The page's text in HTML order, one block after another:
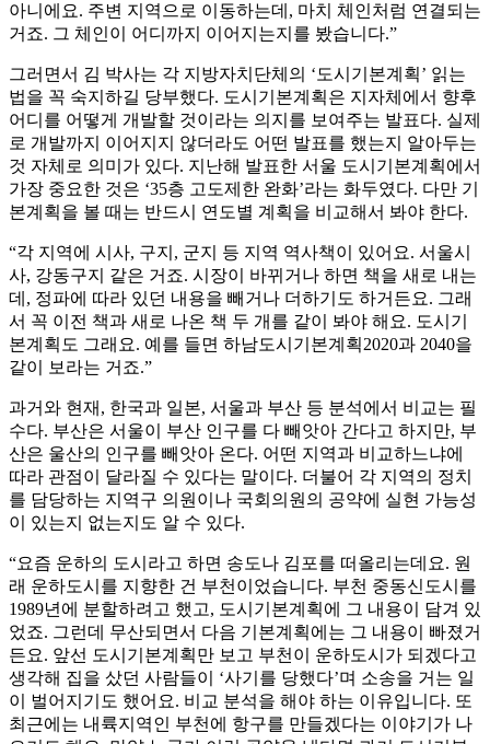
아니에요. 주변 지역으로 이동하는데, 마치 체인처럼 연결되는
거죠. 그 체인이 어디까지 이어지는지를 봤습니다.”
그러면서 김 박사는 각 지방자치단체의 ‘도시기본계획’ 읽는
법을 꼭 숙지하길 당부했다. 도시기본계획은 지자체에서 향후
어디를 어떻게 개발할 것이라는 의지를 보여주는 발표다. 실제
로 개발까지 이어지지 않더라도 어떤 발표를 했는지 알아두는
것 자체로 의미가 있다. 지난해 발표한 서울 도시기본계획에서
가장 중요한 것은 ‘35층 고도제한 완화’라는 화두였다. 다만 기
본계획을 볼 때는 반드시 연도별 계획을 비교해서 봐야 한다.
“각 지역에 시사, 구지, 군지 등 지역 역사책이 있어요. 서울시
사, 강동구지 같은 거죠. 시장이 바뀌거나 하면 책을 새로 내는
데, 정파에 따라 있던 내용을 빼거나 더하기도 하거든요. 그래
서 꼭 이전 책과 새로 나온 책 두 개를 같이 봐야 해요. 도시기
본계획도 그래요. 예를 들면 하남도시기본계획2020과 2040을
같이 보라는 거죠.”
과거와 현재, 한국과 일본, 서울과 부산 등 분석에서 비교는 필
수다. 부산은 서울이 부산 인구를 다 빼앗아 간다고 하지만, 부
산은 울산의 인구를 빼앗아 온다. 어떤 지역과 비교하느냐에
따라 관점이 달라질 수 있다는 말이다. 더불어 각 지역의 정치
를 담당하는 지역구 의원이나 국회의원의 공약에 실현 가능성
이 있는지 없는지도 알 수 있다.
“요즘 운하의 도시라고 하면 송도나 김포를 떠올리는데요. 원
래 운하도시를 지향한 건 부천이었습니다. 부천 중동신도시를
1989년에 분할하려고 했고, 도시기본계획에 그 내용이 담겨 있
었죠. 그런데 무산되면서 다음 기본계획에는 그 내용이 빠졌거
든요. 앞선 도시기본계획만 보고 부천이 운하도시가 되겠다고
생각해 집을 샀던 사람들이 ‘사기를 당했다’며 소송을 거는 일
이 벌어지기도 했어요. 비교 분석을 해야 하는 이유입니다. 또
최근에는 내륙지역인 부천에 항구를 만들겠다는 이야기가 나